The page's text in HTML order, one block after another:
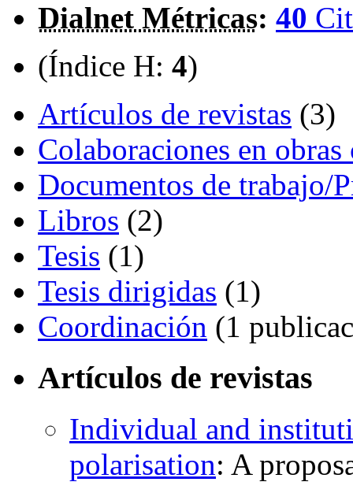
Dialnet Métricas: 40
(Índice H: 4)
Artículos de revistas (3)
Colaboraciones en
Documentos de trabajo/
Libros (2)
Tesis (1)
Tesis dirigidas (1)
Coordinación (1
Artículos de revistas
Individual and
polarisation: A